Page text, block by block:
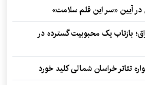
بازتاب یک محبوبیت گسترده در
تئاتر خراسان شمالی کلید خورد